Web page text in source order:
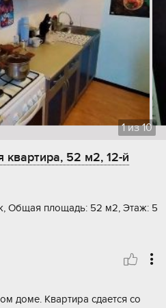
1из10
квартира, 52 м2, 12-й
Общая площадь: 52 м2, Этаж: 5
доме. Квартира сдается со